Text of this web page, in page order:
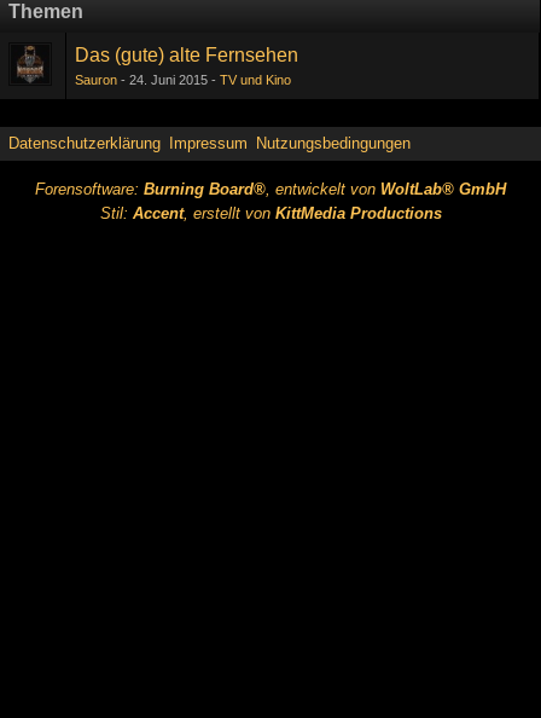
Themen
Das (gute) alte Fernsehen
Sauron 24. Juni 2015 TV und Kino
Datenschutzerklärung Impressum Nutzungsbedingungen
Forensoftware: Burning Board®, entwickelt von WoltLab® GmbH
Stil: Accent, erstellt von KittMedia Productions